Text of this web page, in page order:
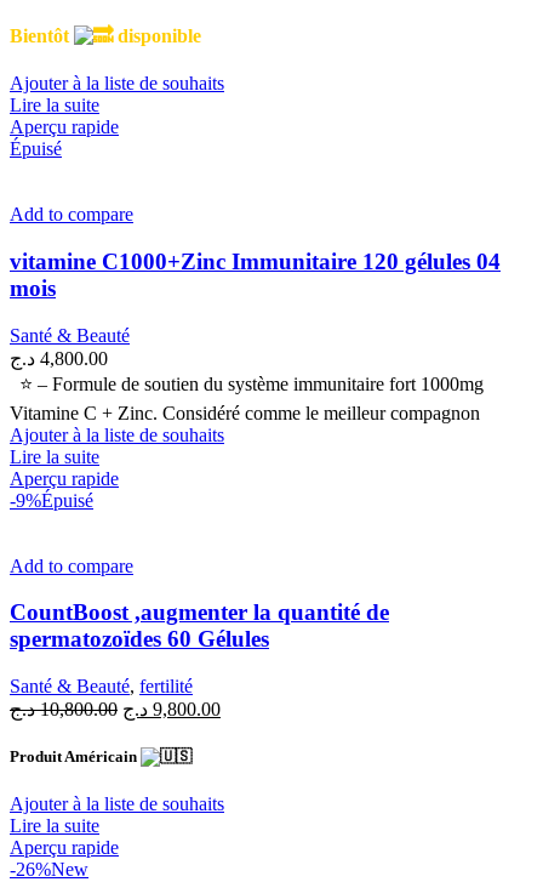
était :
Bientôt disponible
Ajouter à la liste de souhaits
Lire la suite
Aperçu rapide
Épuisé
Add to compare
vitamine C1000+Zinc Immunitaire 120 gélules 04
mois
Santé & Beauté
4,800.00 د.ج
⭐ – Formule de soutien du système immunitaire fort 1000mg
Vitamine C + Zinc. Considéré comme le meilleur compagnon
Ajouter à la liste de souhaits
Lire la suite
Aperçu rapide
-9%Épuisé
Add to compare
CountBoost ,augmenter la quantité de
spermatozoïdes 60 Gélules
Santé & Beauté, fertilité
10,800.00 د.ج
Le
initial
était :
9,800.00 د.ج
Le
Produit Américain
Ajouter à la liste de souhaits
Lire la suite
Aperçu rapide
-26%New